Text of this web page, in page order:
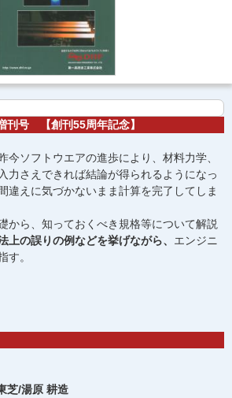
号 【創刊55周年記念】
今ソフトウエアの進歩により、材料力学、
力さえできれば結論が得られるようになっ
違えに気づかないまま計算を完了してしま
から、知っておくべき規格等について解説
上の誤りの例などを挙げながら、 エンジニ
す。
芝/湯原 耕造